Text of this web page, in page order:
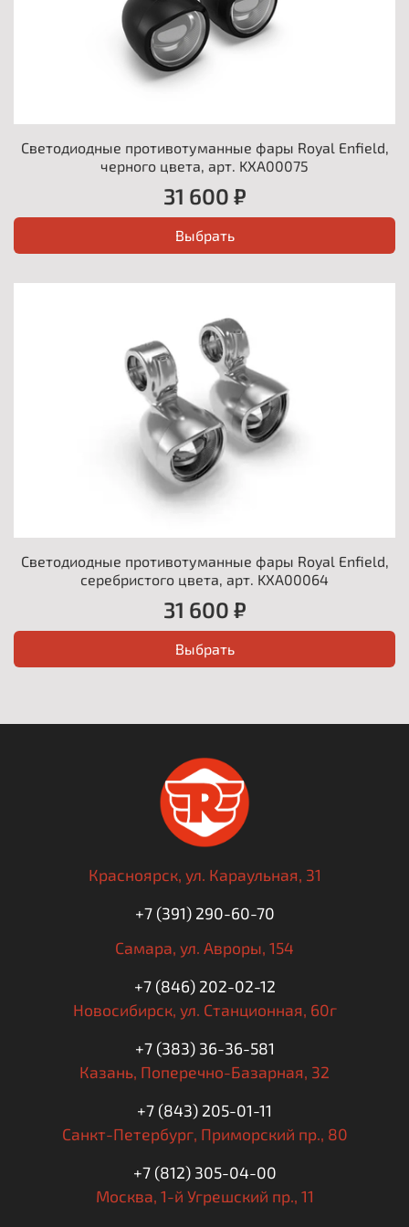
Светодиодные противотуманные фары Royal Enfield,
черного цвета, арт. KXA00075
31 600 ₽
Выбрать
Светодиодные противотуманные фары Royal Enfield,
серебристого цвета, арт. KXA00064
31 600 ₽
Выбрать
Красноярск, ул. Караульная, 31
+7 (391) 290-60-70
Самара, ул. Авроры, 154
+7 (846) 202-02-12
Новосибирск, ул. Станционная, 60г
+7 (383) 36-36-581
Казань, Поперечно-Базарная, 32
+7 (843) 205-01-11
Санкт-Петербург, Приморский пр., 80
+7 (812) 305-04-00
Москва, 1-й Угрешский пр., 11